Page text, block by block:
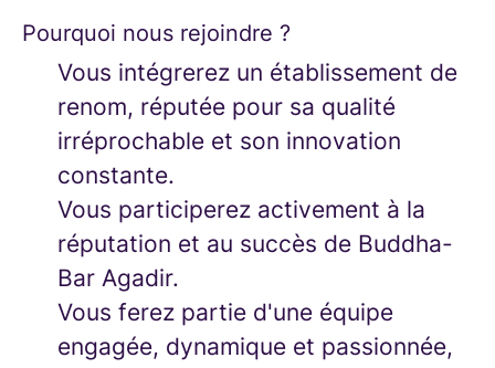
Pourquoi nous rejoindre ?
Vous intégrerez un établissement de
renom, réputée pour sa qualité
irréprochable et son innovation
constante.
Vous participerez activement à la
réputation et au succès de Buddha-
Bar Agadir.
Vous ferez partie d'une équipe
engagée, dynamique et passionnée,